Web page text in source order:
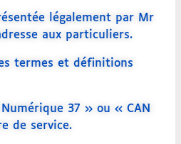
légalement par Mr
aux particuliers.
termes et définitions
37 » ou « CAN
de service.